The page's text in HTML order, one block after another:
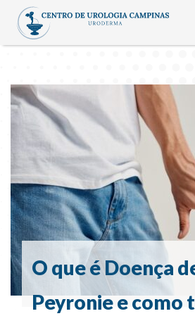
O que é Doença
Peyronie e como